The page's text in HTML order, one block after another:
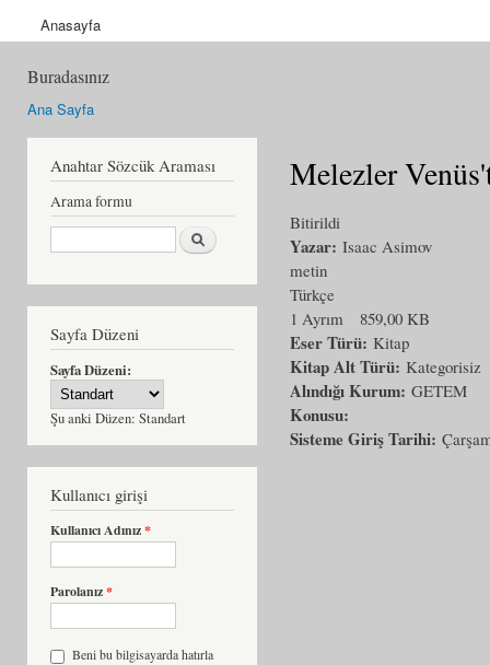
Anasayfa
Buradasınız
Ana Sayfa
Anahtar Sözcük Araması
Arama formu
Ara
Sayfa Düzeni
Sayfa Düzeni:
Şu anki Düzen: Standart
Kullanıcı girişi
Kullanıcı Adınız*
Parolanız*
Beni bu bilgisayarda hatırla
Melezler
Bitirildi
Yazar: Isaac Asimov
metin
Türkçe
1 Ayrım
859,00 KB
Eser Türü: Kitap
Kitap Alt Türü: Kategorisiz
Alındığı Kurum: GETEM
Konusu:
Sisteme Giriş Tarihi: